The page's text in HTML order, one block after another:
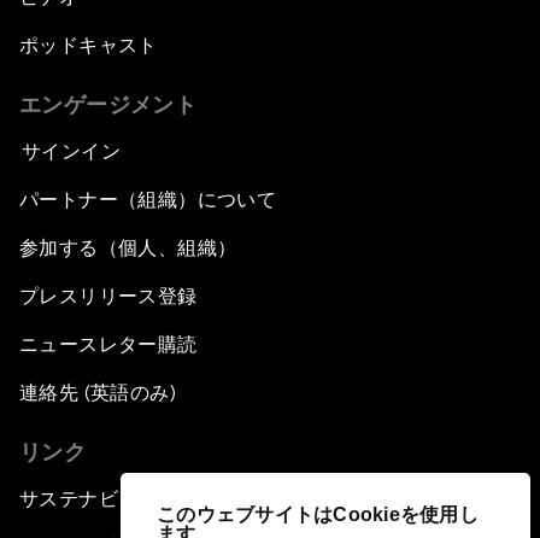
このウェブサイトはCookieを使用し
ます
ポッドキャスト
エンゲージメント
サインイン
パートナー（組織）について
参加する（個人、組織）
プレスリリース登録
ニュースレター購読
連絡先 (英語のみ)
リンク
サステナビリティへの取り組み